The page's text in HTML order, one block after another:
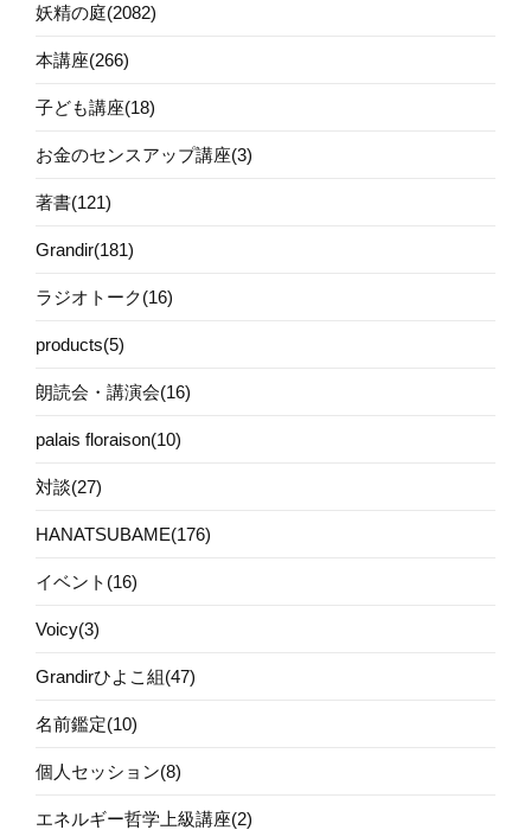
妖精の庭(2082)
本講座(266)
子ども講座(18)
お金のセンスアップ講座(3)
著書(121)
Grandir(181)
ラジオトーク(16)
products(5)
朗読会・講演会(16)
palais floraison(10)
対談(27)
HANATSUBAME(176)
イベント(16)
Voicy(3)
Grandirひよこ組(47)
名前鑑定(10)
個人セッション(8)
エネルギー哲学上級講座(2)